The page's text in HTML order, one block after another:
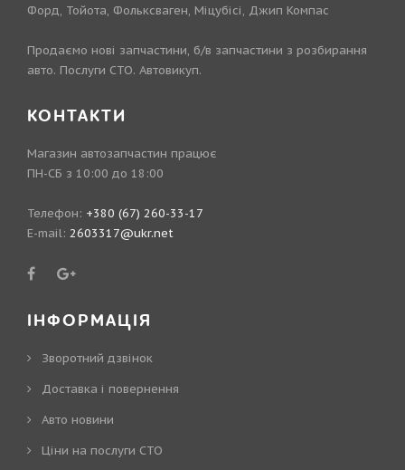
Форд, Тойота, Фольксваген, Міцубісі, Джип Компас
Продаємо нові запчастини, б/в запчастини з розбирання
авто. Послуги СТО. Автовикуп.
КОНТАКТИ
Магазин автозапчастин працює
ПН-СБ з 10:00 до 18:00
Телефон: +380 (67) 260-33-17
E-mail: 2603317@ukr.net
ІНФОРМАЦІЯ
Зворотний дзвінок
Доставка і повернення
Авто новини
Ціни на послуги СТО